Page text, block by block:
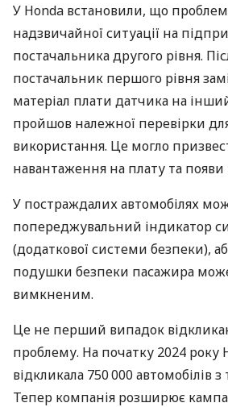
У Honda встановили, що
надзвичайної ситуації на
постачальника другого рівня.
постачальник першого рівня
матеріал плати датчика на
пройшов належної перевірки
використання. Це могло
навантаження на плату та
У постраждалих автомобілях
попереджувальний індикатор
(додаткової системи безпеки),
подушки безпеки пасажира
вимкненим.
Це не перший випадок
проблему. На початку 2024 року
відкликала 750 000 автомобілів
Тепер компанія розширює